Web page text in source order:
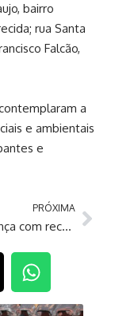
bairro
rua Santa
Falcão,
a
e ambientais
e
PRÓXIMA
Seminf avança com recuperação de drenagem no bairro Compensa